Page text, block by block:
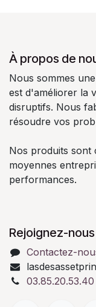
À propos de
Nous sommes
est d'améliorer la
disruptifs. Nous
résoudre vos
Nos produits sont
moyennes
performances.
Rejoignez-nous
Contactez-
03.85.20.53.40